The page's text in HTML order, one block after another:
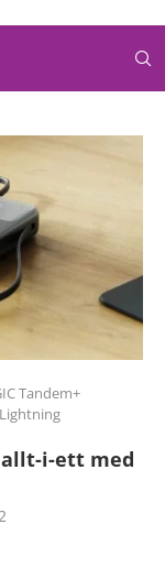
Tandem+
allt-i-ett med